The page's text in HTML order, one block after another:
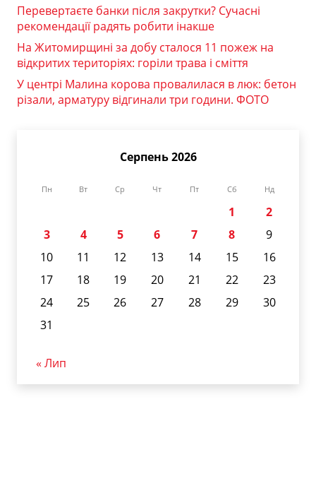
Перевертаєте банки після закрутки? Сучасні
рекомендації радять робити інакше
На Житомирщині за добу сталося 11 пожеж на
відкритих територіях: горіли трава і сміття
У центрі Малина корова провалилася в люк: бетон
різали, арматуру відгинали три години. ФОТО
Серпень 2026
Пн Вт Ср Чт Пт Сб Нд
1
2
3
4 5 6 7 8
9
10
11 12 13 14 15
16
17
18 19 20 21 22
23
24
25 26 27 28 29
30
31
« Лип